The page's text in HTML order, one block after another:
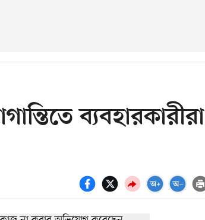
ব্যবহারকারীরা